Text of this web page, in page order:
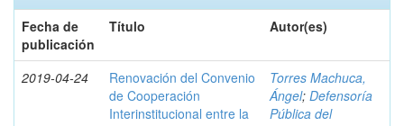
Fecha de
publicación
Título Autor(es)
2019-04-24
Renovación del Convenio
de Cooperación
Interinstitucional entre la
Torres Machuca,
Ángel; Defensoría
Pública del